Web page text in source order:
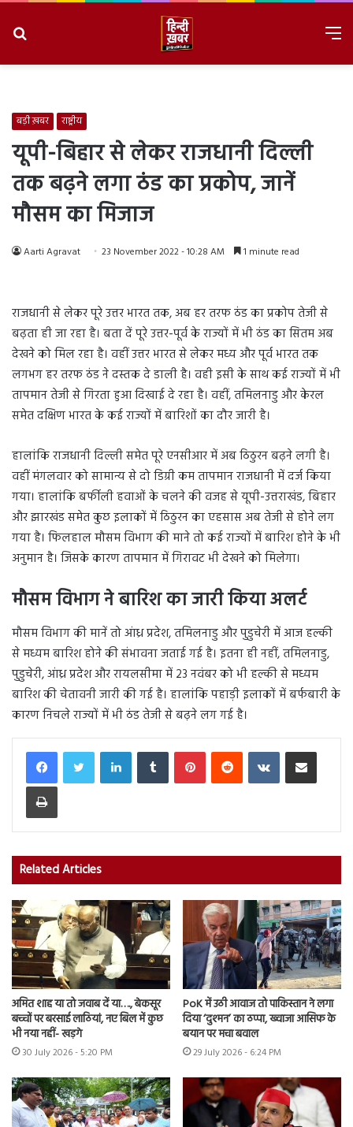
बड़ी ख़बर राष्ट्रीय
यूपी-बिहार से लेकर राजधानी दिल्ली
तक बढ़ने लगा ठंड का प्रकोप, जानें
मौसम का मिजाज
Aarti Agravat 23 November 2022 - 10:28 AM 1 minute read
राजधानी से लेकर पूरे उत्तर भारत तक, अब हर तरफ ठंड का प्रकोप तेजी से
बढ़ता ही जा रहा है। बता दें पूरे उत्तर-पूर्व के राज्यों में भी ठंड का सितम अब
देखने को मिल रहा है। वहीं उत्तर भारत से लेकर मध्य और पूर्व भारत तक
लगभग हर तरफ ठंड ने दस्तक दे डाली है। वही इसी के साथ कई राज्यों में भी
तापमान तेजी से गिरता हुआ दिखाई दे रहा है। वहीं, तमिलनाडु और केरल
समेत दक्षिण भारत के कई राज्यों में बारिशों का दौर जारी है।
हालांकि राजधानी दिल्ली समेत पूरे एनसीआर में अब ठिठुरन बढ़ने लगी है।
वहीं मंगलवार को सामान्य से दो डिग्री कम तापमान राजधानी में दर्ज किया
गया। हालांकि बर्फीली हवाओं के चलने की वजह से यूपी-उत्तराखंड, बिहार
और झारखंड समेत कुछ इलाकों में ठिठुरन का एहसास अब तेजी से होने लग
गया है। फिलहाल मौसम विभाग की माने तो कई राज्यों में बारिश होने के भी
अनुमान है। जिसके कारण तापमान में गिरावट भी देखने को मिलेगा।
मौसम विभाग ने बारिश का जारी किया अलर्ट
मौसम विभाग की मानें तो आंध्र प्रदेश, तमिलनाडु और पुडुचेरी में आज हल्की
से मध्यम बारिश होने की संभावना जताई गई है। इतना ही नहीं, तमिलनाडु,
पुडुचेरी, आंध्र प्रदेश और रायलसीमा में 23 नवंबर को भी हल्की से मध्यम
बारिश की चेतावनी जारी की गई है। हालांकि पहाड़ी इलाकों में बर्फबारी के
कारण निचले राज्यों में भी ठंड तेजी से बढ़ने लग गई है।
LinkedInTumblr PinterestReddit VKontakteShare via Email
Print
Related Articles
अमित शाह या तो जवाब दें या…., बेकसूर
बच्चों पर बरसाई लाठियां, नए बिल में कुछ
भी नया नहीं- खड़गे
30 July 2026 - 5:20 PM
PoK में उठी आवाज तो पाकिस्तान ने लगा
दिया ‘दुश्मन’ का ठप्पा, ख्वाजा आसिफ के
बयान पर मचा बवाल
29 July 2026 - 6:24 PM